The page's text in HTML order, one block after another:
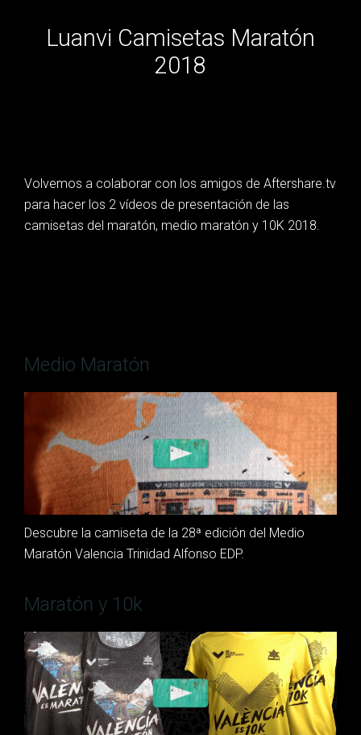
Luanvi Camisetas Maratón
2018
Volvemos a colaborar con los amigos de Aftershare.tv
para hacer los 2 vídeos de presentación de las
camisetas del maratón, medio maratón y 10K 2018.
Medio Maratón
Descubre la camiseta de la 28ª edición del Medio
Maratón Valencia Trinidad Alfonso EDP.
Maratón y 10k